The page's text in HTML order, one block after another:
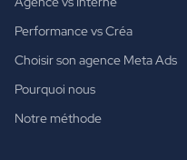
Performance vs Créa
Choisir son agence Meta Ads
Pourquoi nous
Notre méthode